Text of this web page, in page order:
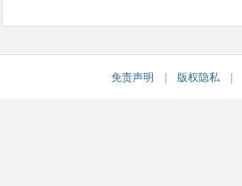
免责声明 版权隐私